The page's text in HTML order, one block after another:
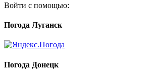
Войти с помощью:
Погода Луганск
Погода Донецк